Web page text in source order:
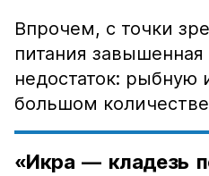
Впрочем, с точки
питания
недостаток: рыбную
большом
«Икра — кладезь